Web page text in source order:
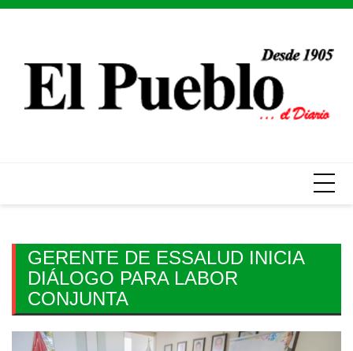
Skip
GERENTE DE ESSALUD INICIA
DIÁLOGO PARA LABOR
CONJUNTA